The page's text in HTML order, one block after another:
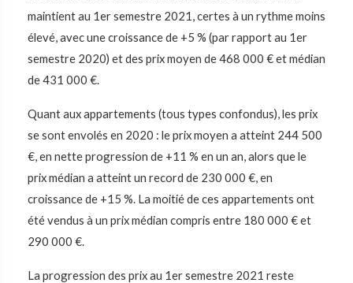
maintient au 1er semestre 2021, certes à un rythme moins
élevé, avec une croissance de +5 % (par rapport au 1er
semestre 2020) et des prix moyen de 468 000 € et médian
de 431 000 €.
Quant aux appartements (tous types confondus), les prix
se sont envolés en 2020 : le prix moyen a atteint 244 500
€, en nette progression de +11 % en un an, alors que le
prix médian a atteint un record de 230 000 €, en
croissance de +15 %. La moitié de ces appartements ont
été vendus à un prix médian compris entre 180 000 € et
290 000 €.
La progression des prix au 1er semestre 2021 reste